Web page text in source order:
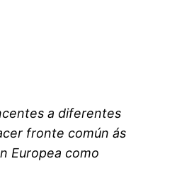
a diferentes
fronte común ás
Europea como